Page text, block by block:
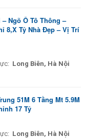
Ngõ Ô Tô Thông –
8,X Tỷ Nhà Đẹp – Vị Trí
Long Biên, Hà Nội
51M 6 Tầng Mt 5.9M
17 Tỷ
Long Biên, Hà Nội